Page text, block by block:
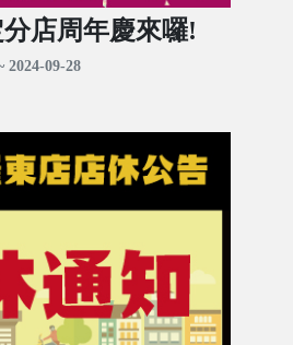
店周年慶來囉!
2024-09-28